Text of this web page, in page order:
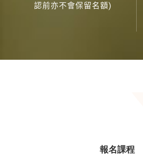
認前亦不會保留名額)
報名課程